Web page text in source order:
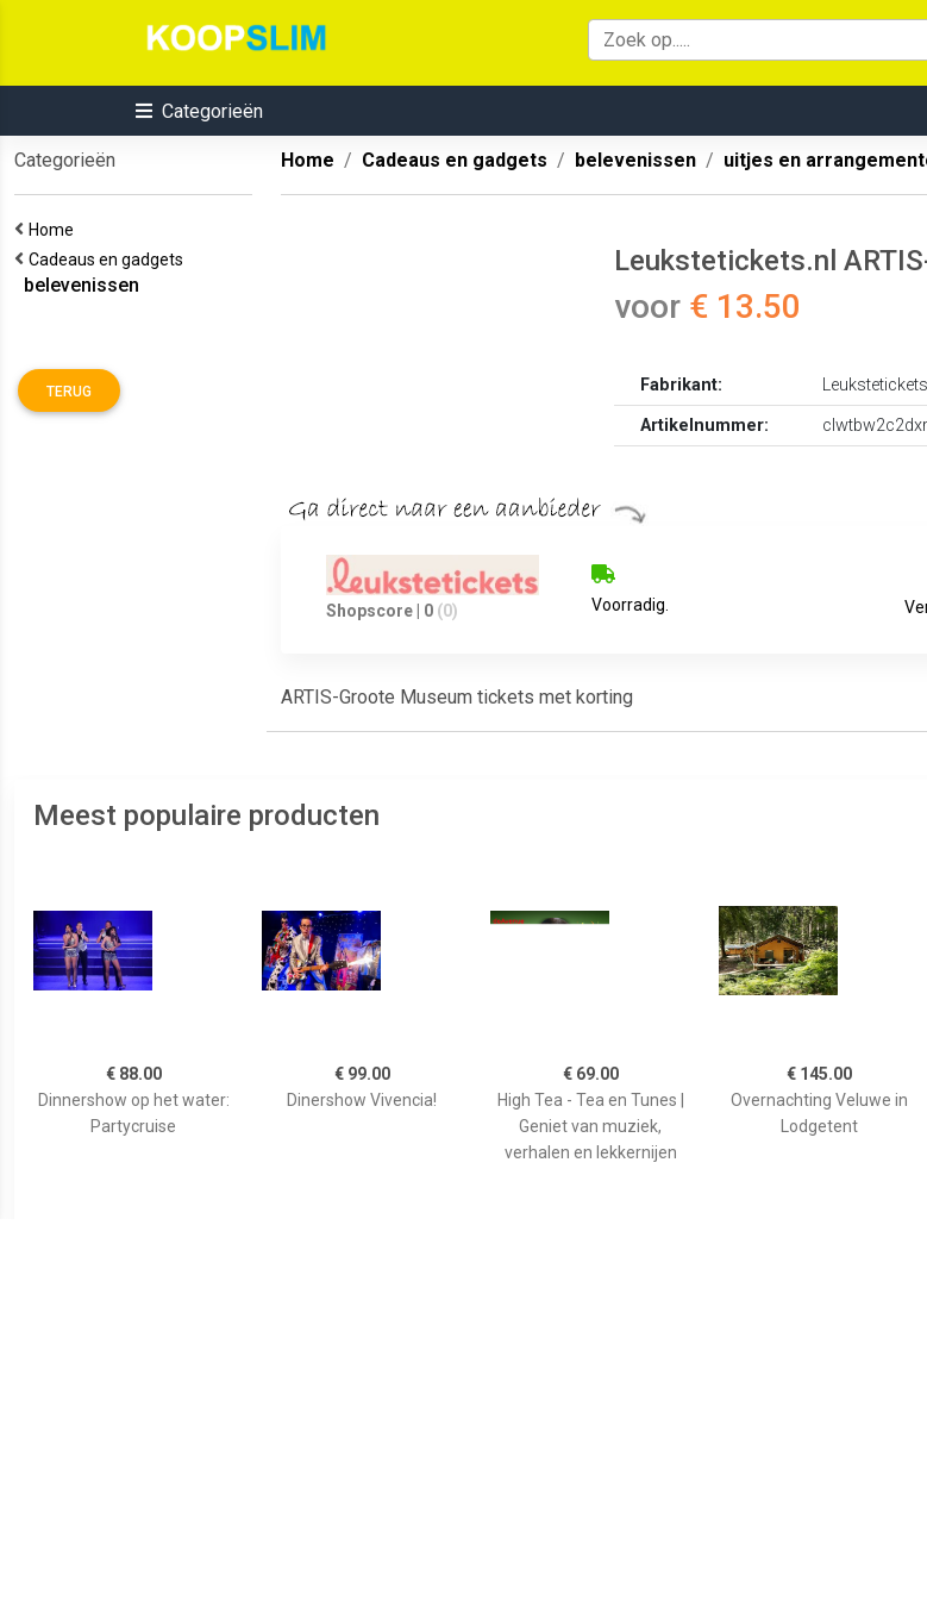
Categorieën
Categorieën
Home
Cadeaus en gadgets
belevenissen
TERUG
Home Cadeaus en gadgets belevenissen uitjes en
Leukstetickets.nl
voor € 13.50
Fabrikant:
Artikelnummer:
Shopscore | 0 (0) Voorradig.
ARTIS-Groote Museum tickets met korting
Meest populaire producten
€ 88.00
Dinnershow op het water:
Partycruise
€ 99.00
Dinershow Vivencia!
€ 69.00
High Tea - Tea en Tunes |
Geniet van muziek,
verhalen en lekkernijen
€ 145.00
Overnachting Veluwe in
Lodgetent